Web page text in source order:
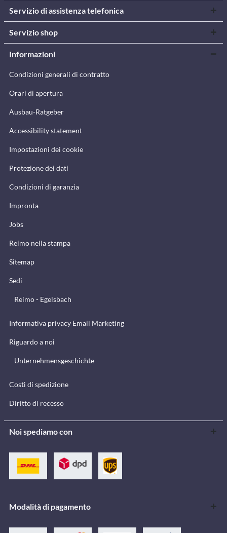
Servizio di assistenza telefonica
Servizio shop
Informazioni
Condizioni generali di contratto
Orari di apertura
Ausbau-Ratgeber
Accessibility statement
Impostazioni dei cookie
Protezione dei dati
Condizioni di garanzia
Impronta
Jobs
Reimo nella stampa
Sitemap
Sedi
Reimo - Egelsbach
Informativa privacy Email Marketing
Riguardo a noi
Unternehmensgeschichte
Costi di spedizione
Diritto di recesso
Noi spediamo con
Modalità di pagamento